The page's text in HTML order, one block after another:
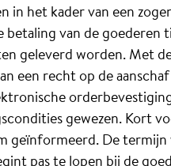
het kader van een
van de goederen
geleverd worden. Met
een recht op de
gewezen. Kort
geïnformeerd. De
pas te lopen bij de